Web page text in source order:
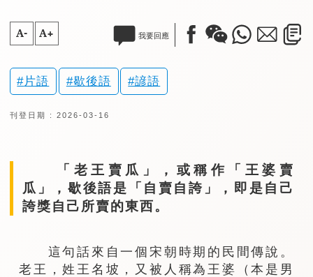
A- A+ 我要回應
片語 歇後語 諺語
刊登日期 : 2026-03-16
「老王賣瓜」，或稱作「王婆賣
瓜」，歇後語是「自賣自誇」，即是自己
誇獎自己所賣的東西。
這句話來自一個宋朝時期的民間傳說。
老王，姓王名坡，又被人稱為王婆（本是男